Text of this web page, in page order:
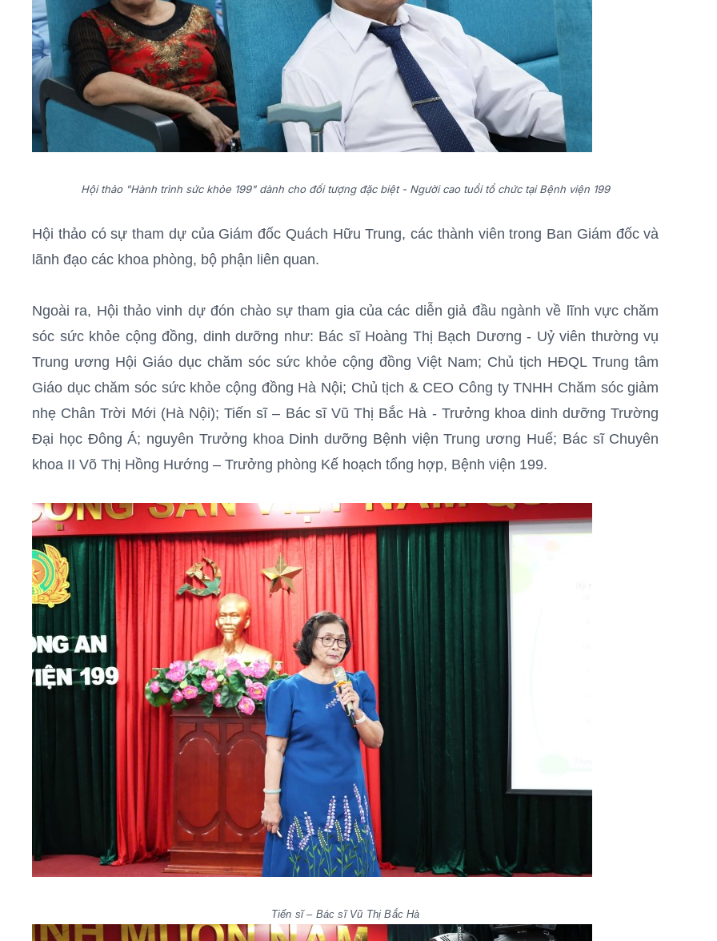
Hội thảo "Hành trình sức khỏe 199" dành cho đối tượng đặc biệt - Người cao tuổi tổ chức tại Bệnh viện 199
Hội thảo có sự tham dự của Giám đốc Quách Hữu Trung, các thành viên trong Ban Giám đốc và
lãnh đạo các khoa phòng, bộ phận liên quan.
Ngoài ra, Hội thảo vinh dự đón chào sự tham gia của các diễn giả đầu ngành về lĩnh vực chăm
sóc sức khỏe cộng đồng, dinh dưỡng như: Bác sĩ Hoàng Thị Bạch Dương - Uỷ viên thường vụ
Trung ương Hội Giáo dục chăm sóc sức khỏe cộng đồng Việt Nam; Chủ tịch HĐQL Trung tâm
Giáo dục chăm sóc sức khỏe cộng đồng Hà Nội; Chủ tịch & CEO Công ty TNHH Chăm sóc giảm
nhẹ Chân Trời Mới (Hà Nội); Tiến sĩ – Bác sĩ Vũ Thị Bắc Hà - Trưởng khoa dinh dưỡng Trường
Đại học Đông Á; nguyên Trưởng khoa Dinh dưỡng Bệnh viện Trung ương Huế; Bác sĩ Chuyên
khoa II Võ Thị Hồng Hướng – Trưởng phòng Kế hoạch tổng hợp, Bệnh viện 199.
Tiến sĩ – Bác sĩ Vũ Thị Bắc Hà